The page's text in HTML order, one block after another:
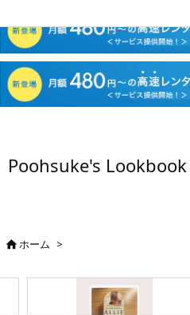
Poohsuke's Lookbook
ホーム >